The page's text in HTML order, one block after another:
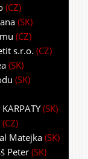
(CZ)
(SK)
(CZ)
s.r.o. (CZ)
(SK)
(SK)
(SK)
(CZ)
Matejka(SK)
Peter (SK)